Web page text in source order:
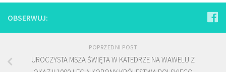
OBSERWUJ:
POPRZEDNI POST
UROCZYSTA MSZA ŚWIĘTA W KATEDRZE NA WAWELU Z